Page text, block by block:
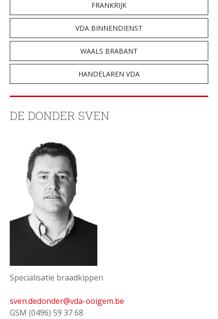
FRANKRIJK
VDA BINNENDIENST
WAALS BRABANT
HANDELAREN VDA
DE DONDER SVEN
Specialisatie braadkippen
sven.dedonder@vda-ooigem.be
GSM (0496) 59 37 68